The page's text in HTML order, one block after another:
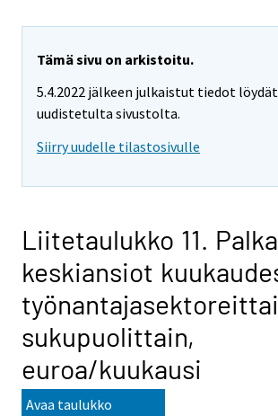
Tämä sivu on arkistoitu.
5.4.2022 jälkeen julkaistut tiedot löydät
uudistetulta sivustolta.
Siirry uudelle tilastosivulle
Liitetaulukko 11.
keskiansiot
sukupuolittain,
euroa/kuukausi
Avaa taulukko